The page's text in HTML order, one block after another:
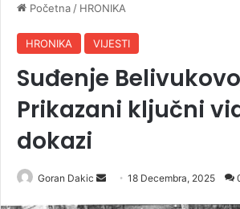
Početna / HRONIKA
HRONIKA VIJESTI
Suđenje
Prikazani ključni
dokazi
Goran Dakic 18 Decembra, 2025